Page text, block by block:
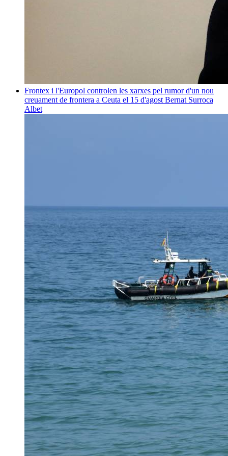
Frontex i l'Europol controlen les xarxes pel rumor d'un nou
creuament de frontera a Ceuta el 15 d'agost Bernat Surroca
Albet